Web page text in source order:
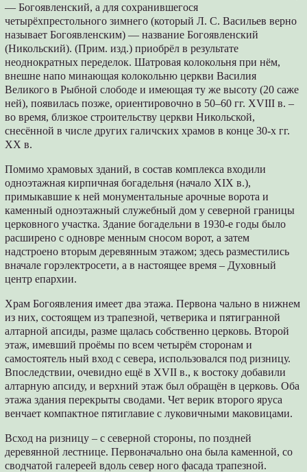
— Богоявленский, а для сохранившегося
четырёхпрестольного зимнего (который Л. С. Васильев верно
называет Богоявленским) — название Богоявленский
(Никольский). (Прим. изд.) приобрёл в результате
неоднократных переделок. Шатровая колокольня при нём,
внешне напо минающая колокольню церкви Василия
Великого в Рыбной слободе и имеющая ту же высоту (20 саже
ней), появилась позже, ориентировочно в 50–60 гг. XVIII в. –
во время, близкое строительству церкви Никольской,
снесённой в числе других галичских храмов в конце 30-х гг.
XX в.
Помимо храмовых зданий, в состав комплекса входили
одноэтажная кирпичная богадельня (начало XIX в.),
примыкавшие к ней монументальные арочные ворота и
каменный одноэтажный служебный дом у северной границы
церковного участка. Здание богадельни в 1930-е годы было
расширено с одновре менным сносом ворот, а затем
надстроено вторым деревянным этажом; здесь разместились
вначале горэлектросети, а в настоящее время – Духовный
центр епархии.
Храм Богоявления имеет два этажа. Первона чально в нижнем
из них, состоящем из трапезной, четверика и пятигранной
алтарной апсиды, разме щалась собственно церковь. Второй
этаж, имевший проёмы по всем четырём сторонам и
самостоятель ный вход с севера, использовался под ризницу.
Впоследствии, очевидно ещё в XVII в., к востоку добавили
алтарную апсиду, и верхний этаж был обращён в церковь. Оба
этажа здания перекрыты сводами. Чет верик второго яруса
венчает компактное пятиглавие с луковичными маковицами.
Всход на ризницу – с северной стороны, по поздней
деревянной лестнице. Первоначально она была каменной, со
сводчатой галереей вдоль север ного фасада трапезной.